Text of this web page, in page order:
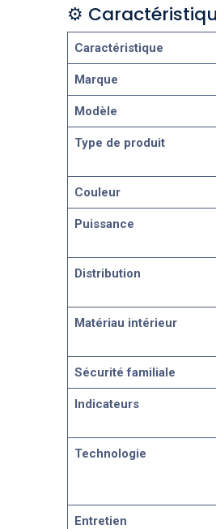
⚙️
Caractéristique
Marque
Modèle
Type de produit
Couleur
Puissance
Distribution
Matériau intérieur
Sécurité familiale
Indicateurs
Technologie
Entretien